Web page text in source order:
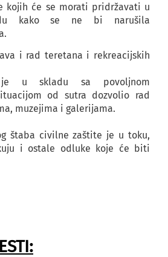
kojih će se morati pridržavati u
kako se ne bi narušila
i rad teretana i rekreacijskih
u skladu sa povoljnom
od sutra dozvolio rad
muzejima i galerijama.
štaba civilne zaštite je u toku,
i ostale odluke koje će biti